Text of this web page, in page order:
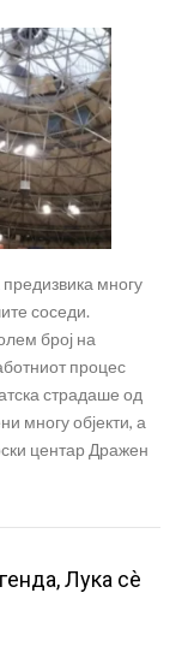
многу
соседи.
број на
процес
страдаше од
многу објекти, а
центар Дражен
Лука сѐ